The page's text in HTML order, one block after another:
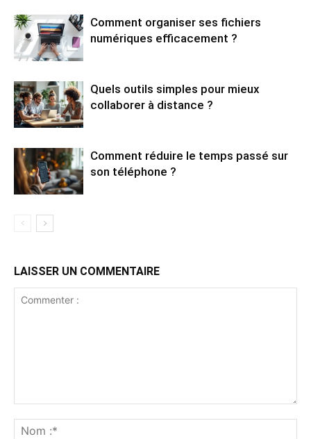
Comment organiser ses fichiers
numériques efficacement ?
Quels outils simples pour mieux
collaborer à distance ?
Comment réduire le temps passé sur
son téléphone ?
LAISSER UN COMMENTAIRE